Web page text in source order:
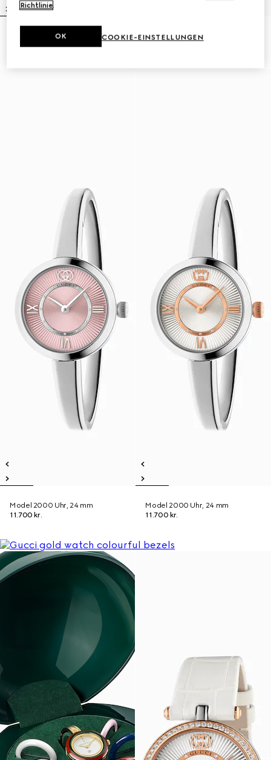
Gucci Horsebit Uhr, 27x23 mm
14.350 kr.
Model 2000 Uhr, 24 mm
Model 2000 Uhr, 24 mm
11.700 kr.
Model 2000 Uhr, 24 mm
11.700 kr.
Richtlinie.
COOKIE-EINSTELLUNGEN
OK